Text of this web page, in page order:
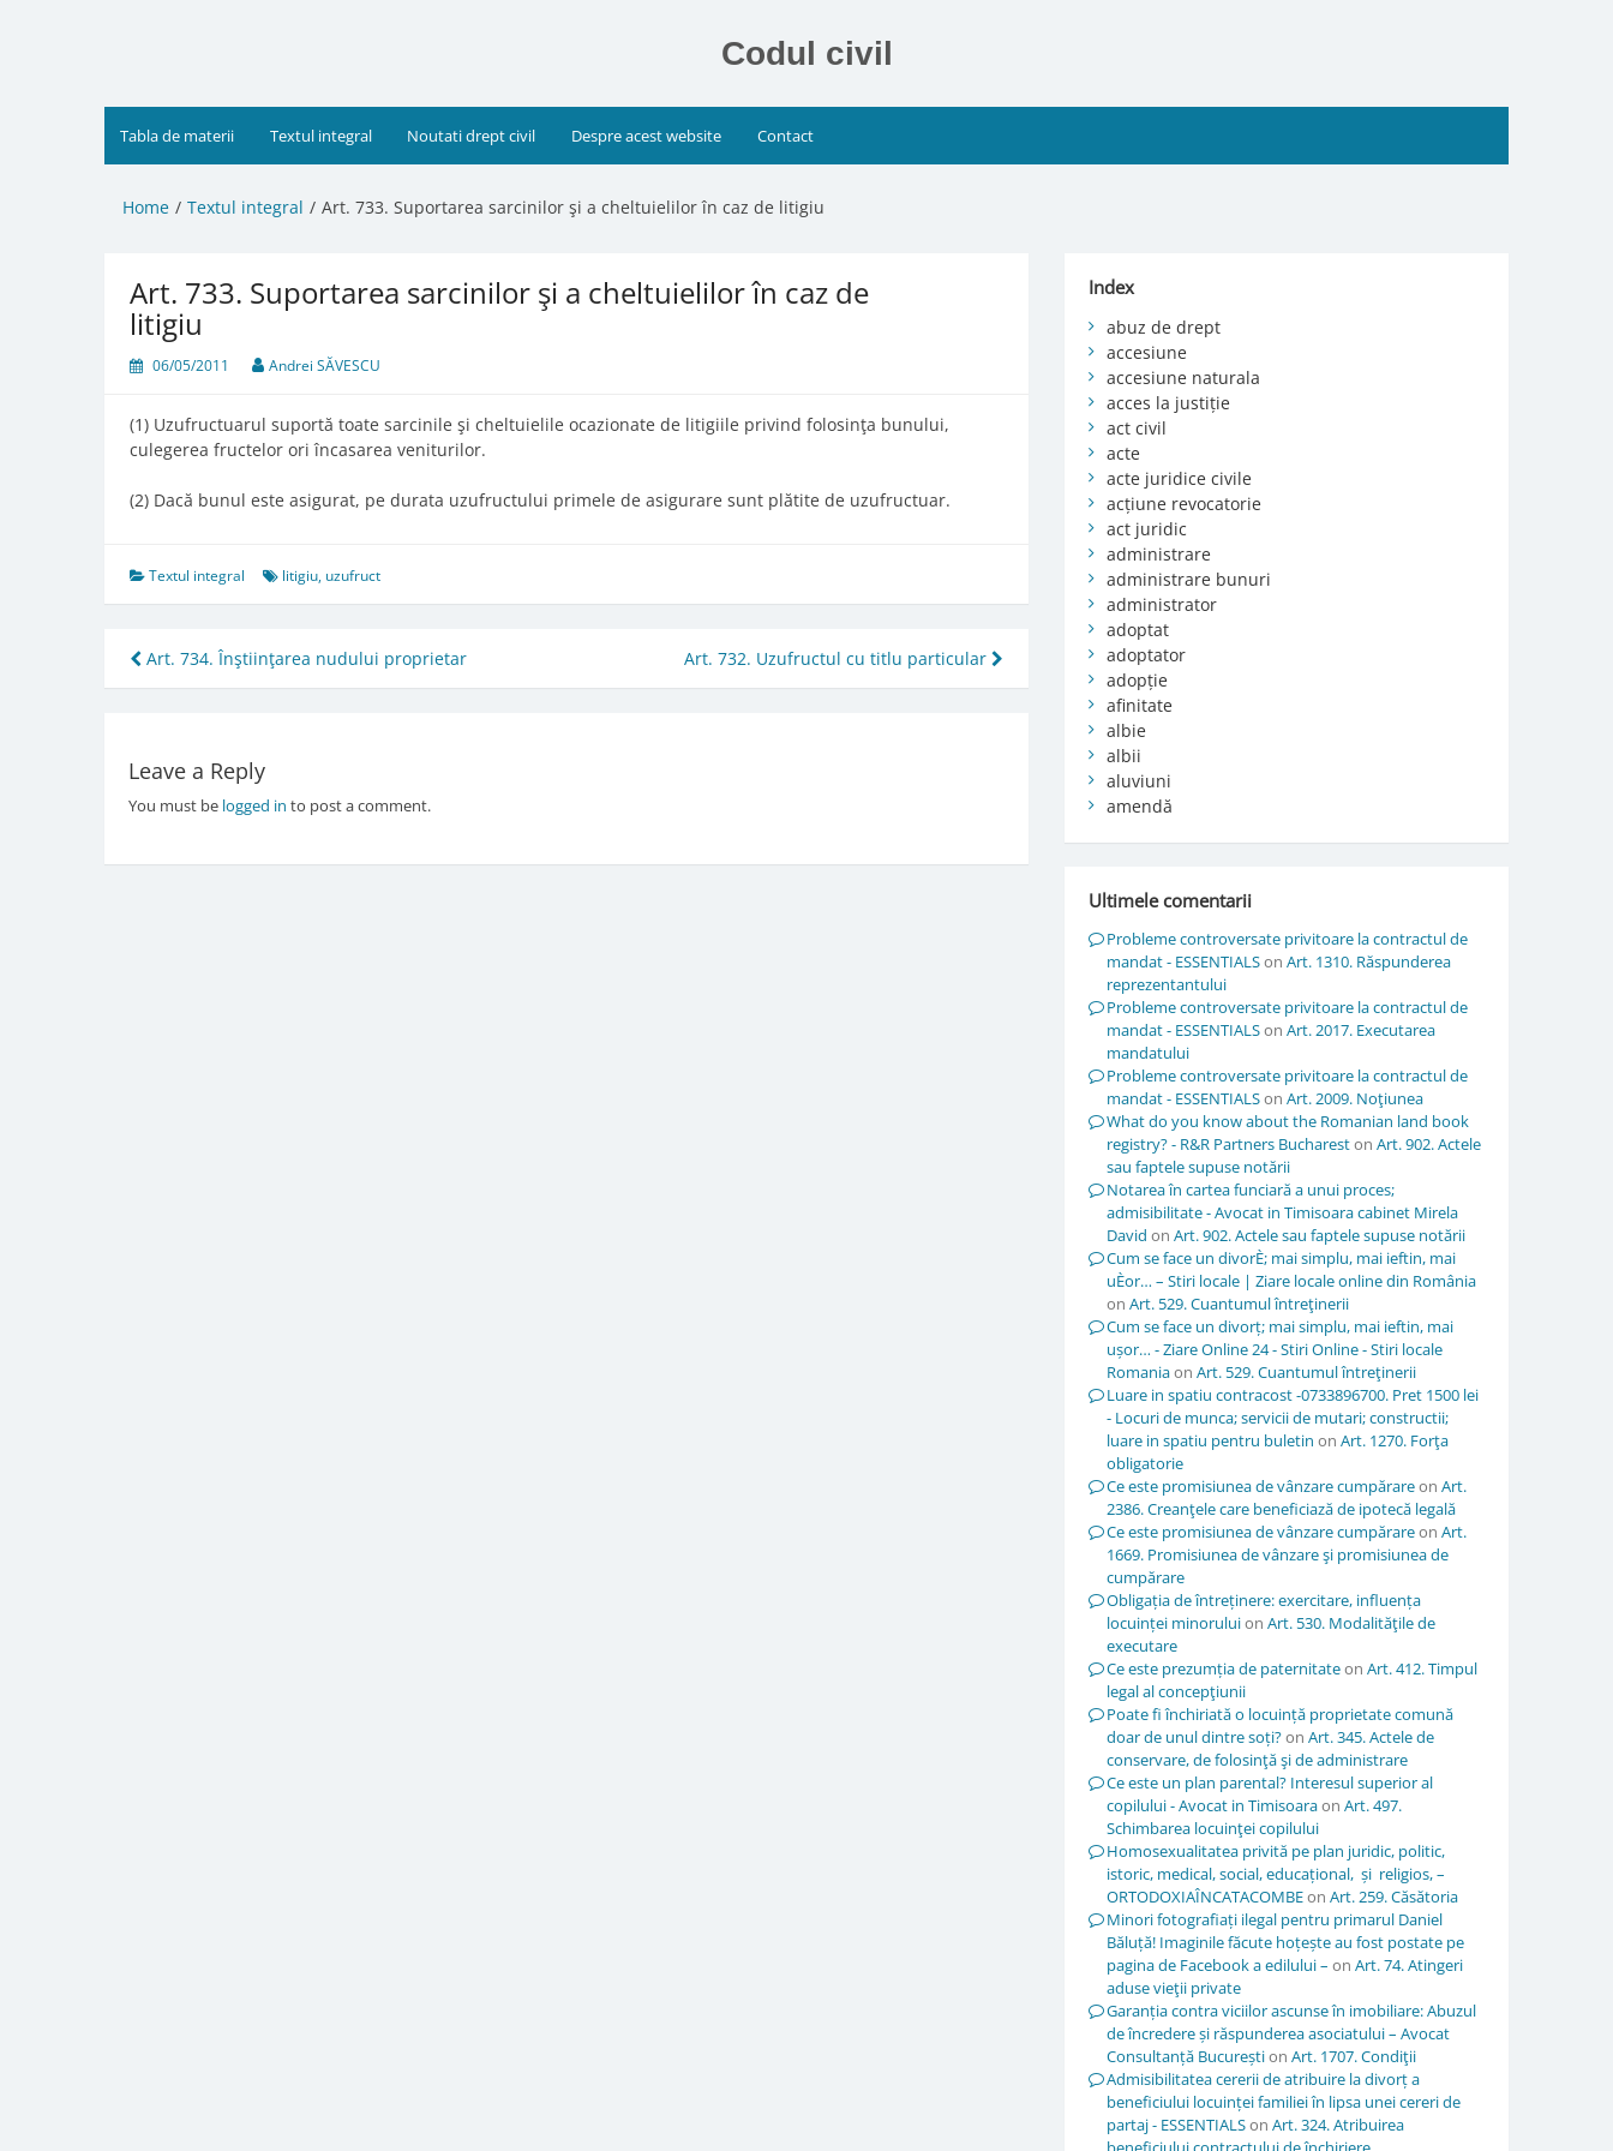
Codul civil
Tabla de materii Textul integral Noutati drept civil Despre acest website Contact
Home Textul integral Art. 733. Suportarea sarcinilor şi a cheltuielilor în caz de litigiu
Art. 733. Suportarea sarcinilor şi a cheltuielilor în caz de
litigiu
06/05/2011 Andrei SĂVESCU
(1) Uzufructuarul suportă toate sarcinile şi cheltuielile ocazionate de litigiile privind folosinţa bunului,
culegerea fructelor ori încasarea veniturilor.
(2) Dacă bunul este asigurat, pe durata uzufructului primele de asigurare sunt plătite de uzufructuar.
Textul integral litigiu, uzufruct
Post
navigation
Art. 734. Înştiinţarea nudului proprietar Art. 732. Uzufructul cu titlu particular
Leave a Reply
You must be logged in to post a comment.
Index
abuz de drept
accesiune
accesiune naturala
acces la justiție
act civil
acte
acte juridice civile
acțiune revocatorie
act juridic
administrare
administrare bunuri
administrator
adoptat
adoptator
adopție
afinitate
albie
albii
aluviuni
amendă
Ultimele comentarii
Probleme controversate privitoare la contractul de
mandat - ESSENTIALSon Art. 1310. Răspunderea
reprezentantului
Probleme controversate privitoare la contractul de
mandat - ESSENTIALSon Art. 2017. Executarea
mandatului
Probleme controversate privitoare la contractul de
mandat - ESSENTIALSon Art. 2009. Noţiunea
What do you know about the Romanian land book
registry? - R&R Partners Buchareston Art. 902. Actele
sau faptele supuse notării
Notarea în cartea funciară a unui proces;
admisibilitate - Avocat in Timisoara cabinet Mirela
David on Art. 902. Actele sau faptele supuse notării
Cum se face un divorÈ; mai simplu, mai ieftin, mai
uÈor… – Stiri locale | Ziare locale online din România
on Art. 529. Cuantumul întreţinerii
Cum se face un divorț; mai simplu, mai ieftin, mai
ușor… - Ziare Online 24 - Stiri Online - Stiri locale
Romaniaon Art. 529. Cuantumul întreţinerii
Luare in spatiu contracost -0733896700. Pret 1500 lei
- Locuri de munca; servicii de mutari; constructii;
luare in spatiu pentru buletin on Art. 1270. Forţa
obligatorie
Ce este promisiunea de vânzare cumpărareon Art.
2386. Creanţele care beneficiază de ipotecă legală
Ce este promisiunea de vânzare cumpărareon Art.
1669. Promisiunea de vânzare şi promisiunea de
cumpărare
Obligația de întreținere: exercitare, influența
locuinței minoruluion Art. 530. Modalităţile de
executare
Ce este prezumția de paternitateon Art. 412. Timpul
legal al concepţiunii
Poate fi închiriată o locuință proprietate comună
doar de unul dintre soți?on Art. 345. Actele de
conservare, de folosinţă şi de administrare
Ce este un plan parental? Interesul superior al
copilului - Avocat in Timisoaraon Art. 497.
Schimbarea locuinţei copilului
Homosexualitatea privită pe plan juridic, politic,
istoric, medical, social, educațional, și religios, –
ORTODOXIAÎNCATACOMBEon Art. 259. Căsătoria
Minori fotografiați ilegal pentru primarul Daniel
Băluță! Imaginile făcute hoțește au fost postate pe
pagina de Facebook a edilului – on Art. 74. Atingeri
aduse vieţii private
Garanția contra viciilor ascunse în imobiliare: Abuzul
de încredere și răspunderea asociatului – Avocat
Consultanță Bucureștion Art. 1707. Condiţii
Admisibilitatea cererii de atribuire la divorț a
beneficiului locuinței familiei în lipsa unei cereri de
partaj - ESSENTIALSon Art. 324. Atribuirea